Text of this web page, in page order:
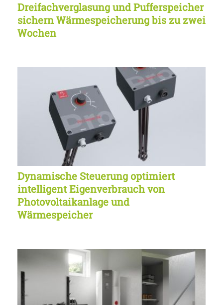
Dreifachverglasung und Pufferspeicher
sichern Wärmespeicherung bis zu zwei
Wochen
Dynamische Steuerung optimiert
intelligent Eigenverbrauch von
Photovoltaikanlage und
Wärmespeicher